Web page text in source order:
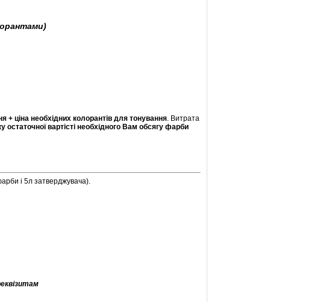
+ ціна необхідних колорантів для тонування. Витрата
остаточної вартісті необхідного Вам обсягу фарби
і 5л затверджувача).